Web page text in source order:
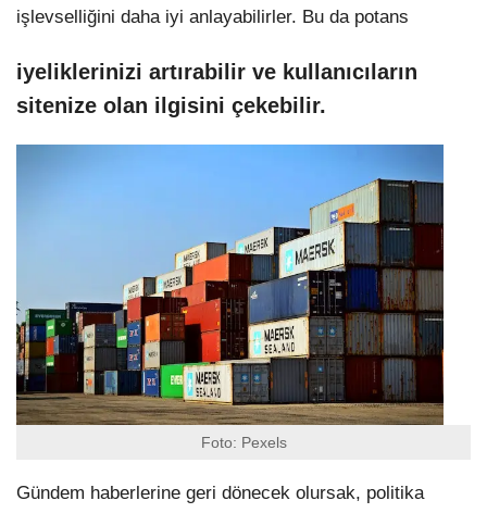
işlevselliğini daha iyi anlayabilirler. Bu da potans
iyeliklerinizi artırabilir ve kullanıcıların
sitenize olan ilgisini çekebilir.
Foto: Pexels
Gündem haberlerine geri dönecek olursak, politika